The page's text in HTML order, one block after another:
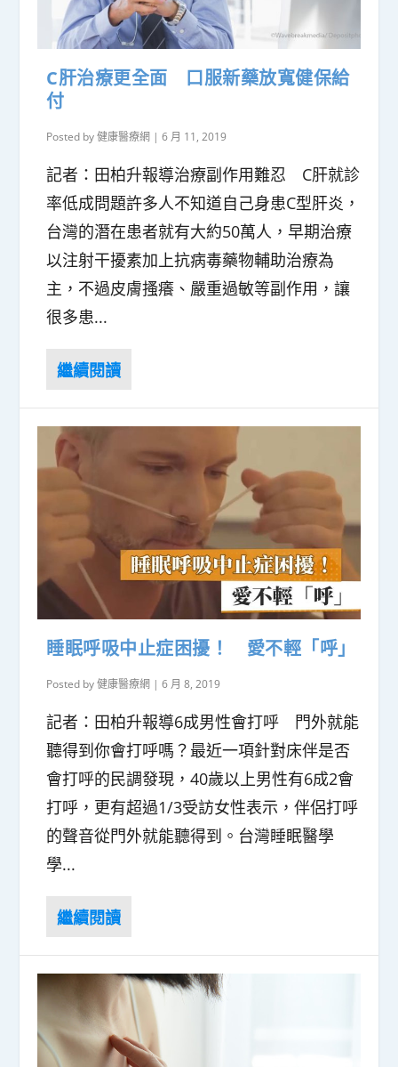
C肝治療更全面 口服新藥放寬健保給
付
Posted by健康醫療網 |6 月 11, 2019
記者：田柏升報導治療副作用難忍 C肝就診
率低成問題許多人不知道自己身患C型肝炎，
台灣的潛在患者就有大約50萬人，早期治療
以注射干擾素加上抗病毒藥物輔助治療為
主，不過皮膚搔癢、嚴重過敏等副作用，讓
很多患...
睡眠呼吸中止症困擾！ 愛不輕「呼」
Posted by健康醫療網 |6 月 8, 2019
記者：田柏升報導6成男性會打呼 門外就能
聽得到你會打呼嗎？最近一項針對床伴是否
會打呼的民調發現，40歲以上男性有6成2會
打呼，更有超過1/3受訪女性表示，伴侶打呼
的聲音從門外就能聽得到。台灣睡眠醫學
學...